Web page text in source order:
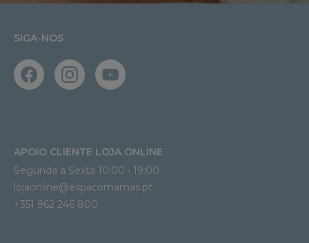
SIGA-NOS
APOIO CLIENTE LOJA ONLINE
Segunda a Sexta 10:00 › 19:00
lojaonline@espacomamas.pt
+351 962 246 800